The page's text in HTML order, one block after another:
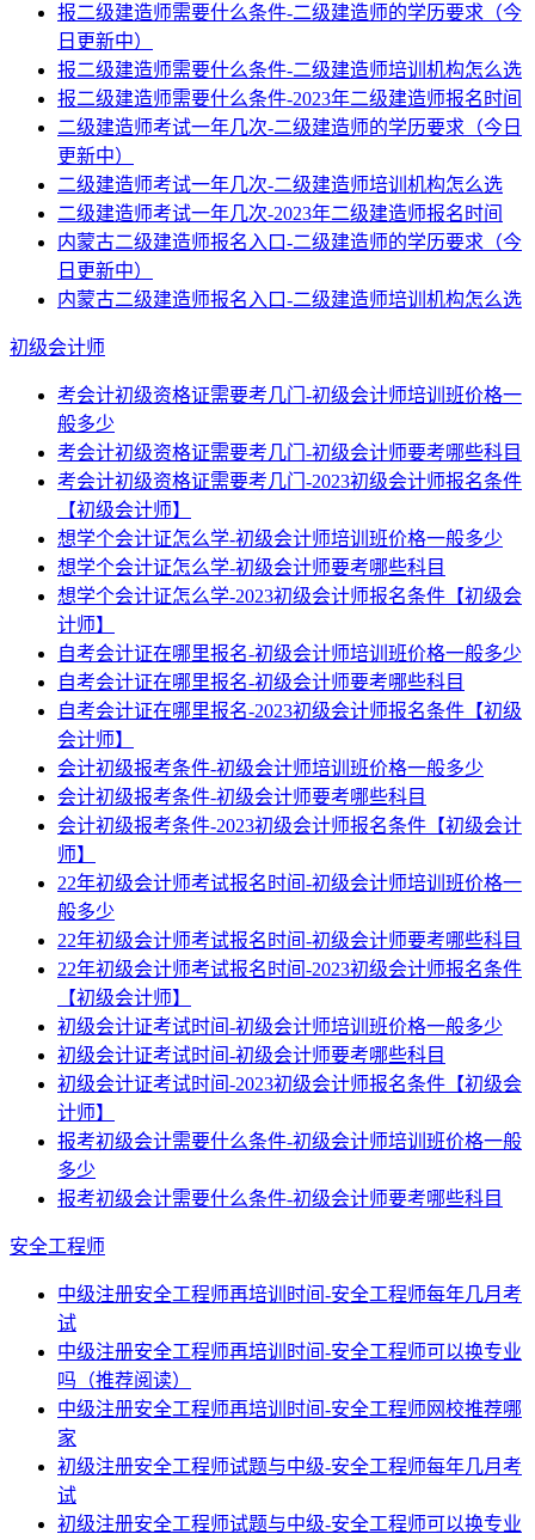
报二级建造师需要什么条件-二级建造师的学历要求（今
日更新中）
报二级建造师需要什么条件-二级建造师培训机构怎么选
报二级建造师需要什么条件-2023年二级建造师报名时间
二级建造师考试一年几次-二级建造师的学历要求（今日
更新中）
二级建造师考试一年几次-二级建造师培训机构怎么选
二级建造师考试一年几次-2023年二级建造师报名时间
内蒙古二级建造师报名入口-二级建造师的学历要求（今
日更新中）
内蒙古二级建造师报名入口-二级建造师培训机构怎么选
初级会计师
考会计初级资格证需要考几门-初级会计师培训班价格一
般多少
考会计初级资格证需要考几门-初级会计师要考哪些科目
考会计初级资格证需要考几门-2023初级会计师报名条件
【初级会计师】
想学个会计证怎么学-初级会计师培训班价格一般多少
想学个会计证怎么学-初级会计师要考哪些科目
想学个会计证怎么学-2023初级会计师报名条件【初级会
计师】
自考会计证在哪里报名-初级会计师培训班价格一般多少
自考会计证在哪里报名-初级会计师要考哪些科目
自考会计证在哪里报名-2023初级会计师报名条件【初级
会计师】
会计初级报考条件-初级会计师培训班价格一般多少
会计初级报考条件-初级会计师要考哪些科目
会计初级报考条件-2023初级会计师报名条件【初级会计
师】
22年初级会计师考试报名时间-初级会计师培训班价格一
般多少
22年初级会计师考试报名时间-初级会计师要考哪些科目
22年初级会计师考试报名时间-2023初级会计师报名条件
【初级会计师】
初级会计证考试时间-初级会计师培训班价格一般多少
初级会计证考试时间-初级会计师要考哪些科目
初级会计证考试时间-2023初级会计师报名条件【初级会
计师】
报考初级会计需要什么条件-初级会计师培训班价格一般
多少
报考初级会计需要什么条件-初级会计师要考哪些科目
安全工程师
中级注册安全工程师再培训时间-安全工程师每年几月考
试
中级注册安全工程师再培训时间-安全工程师可以换专业
吗（推荐阅读）
中级注册安全工程师再培训时间-安全工程师网校推荐哪
家
初级注册安全工程师试题与中级-安全工程师每年几月考
试
初级注册安全工程师试题与中级-安全工程师可以换专业